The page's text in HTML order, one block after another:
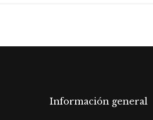
Información general